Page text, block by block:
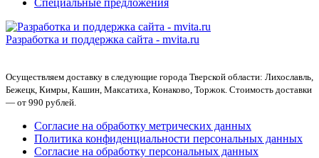
Разработка и поддержка сайта - mvita.ru
Осуществляем доставку в следующие города Тверской области: Лихославль,
Бежецк, Кимры, Кашин, Максатиха, Конаково, Торжок. Стоимость доставки
— от 990 рублей.
Согласие на обработку метрических данных
Политика конфиденциальности персональных данных
Согласие на обработку персональных данных